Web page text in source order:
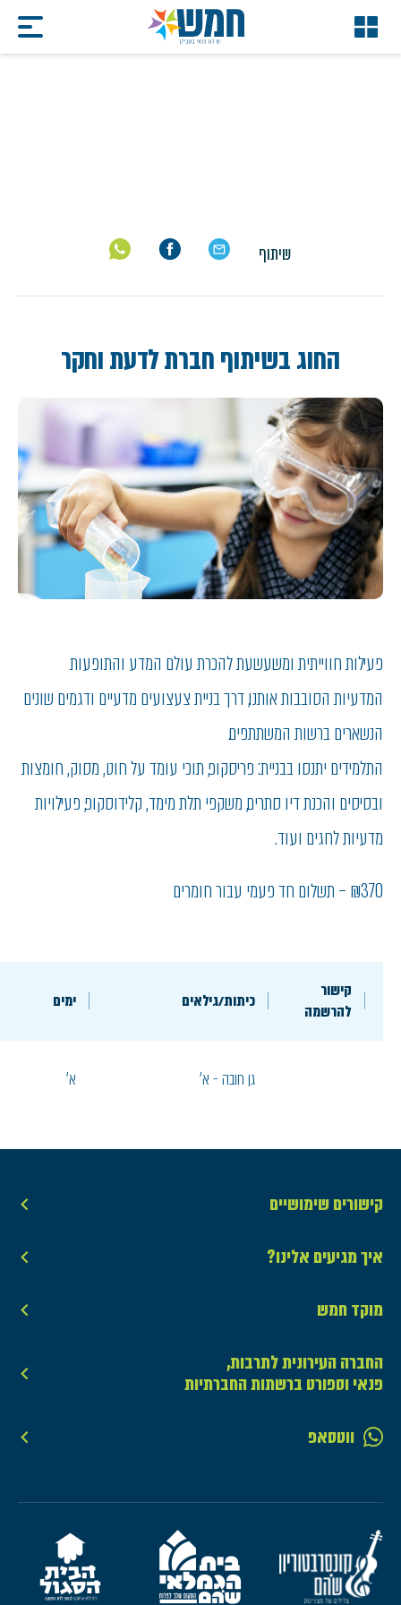
שיתוף
החוג בשיתוף חברת לדעת וחקר
פעילות חווייתית ומשעשעת להכרת עולם המדע והתופעות
המדעיות הסובבות אותנו, דרך בניית צעצועים מדעיים ודגמים שונים
הנשארים ברשות המשתתפים.
התלמידים יתנסו בבניית: פריסקופ, תוכי עומד על חוט, מסוק, חומצות
ובסיסים והכנת דיו סתרים, משקפי תלת מימד, קלידוסקופ, פעילויות
מדעיות לחגים ועוד.
₪370 – תשלום חד פעמי עבור חומרים
קישור
להרשמה
כיתות/גילאים ימים
גן חובה - א' א'
קישורים שימושיים
איך מגיעים אלינו?
מוקד חמש
החברה העירונית לתרבות,
פנאי וספורט ברשתות החברתיות
ווטסאפ